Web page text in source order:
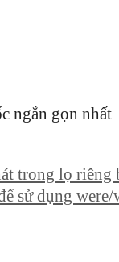
ngắn gọn nhất
trong lọ riêng
sử dụng